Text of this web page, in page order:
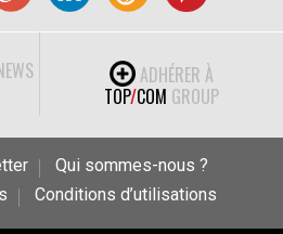
ADHÉRER À
TOP/COM GROUP
Qui sommes-nous ?
Conditions d’utilisations